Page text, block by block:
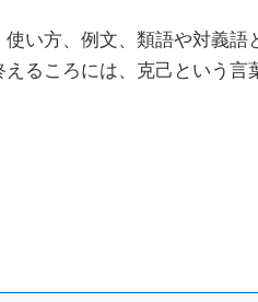
い方、例文、類語や対義語
るころには、克己という言